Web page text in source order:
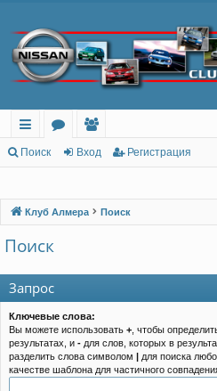
с
лк
м
ол
ов
Поиск Вход Регистрация
Клуб Алмера Поиск
Поиск
Запрос
Ключевые слова:
Вы можете использовать + , чтобы
результатах, и - для слов, которых в
разделить слова символом | для поиска
качестве шаблона для частичного